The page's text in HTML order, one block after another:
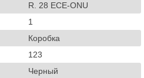
R. 28 ECE-ONU
1
Коробка
123
Черный